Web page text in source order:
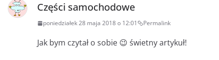
Części samochodowe
poniedziałek 28 maja 2018 o 12:01 Permalink
Jak bym czytał o sobie 😉 świetny artykuł!